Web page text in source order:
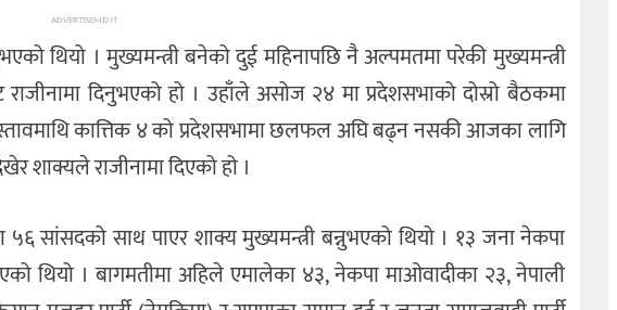
ADVERTISEMENT
थियो । मुख्यमन्त्री बनेको दुई महिनापछि नै अल्पमतमा परेकी मुख्यमन्त्री
दिनुभएको हो । उहाँले असोज २४ मा प्रदेशसभाको दोस्रो बैठकमा
कात्तिक ४ को प्रदेशसभामा छलफल अघि बढ्न नसकी आजका लागि
शाक्यले राजीनामा दिएको हो ।
सांसदको साथ पाएर शाक्य मुख्यमन्त्री बन्नुभएको थियो । १३ जना नेकपा
थियो । बागमतीमा अहिले एमालेका ४३, नेकपा माओवादीका २३, नेपाली